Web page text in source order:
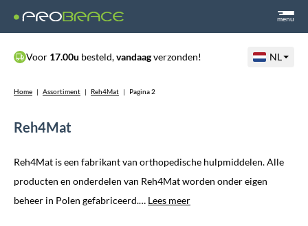
menu
Voor 17.00u besteld,vandaagverzonden! NL
Home | Assortiment | Reh4Mat | Pagina 2
Reh4Mat
Reh4Mat is een fabrikant van orthopedische hulpmiddelen. Alle
producten en onderdelen van Reh4Mat worden onder eigen
beheer in Polen gefabriceerd.… Lees meer